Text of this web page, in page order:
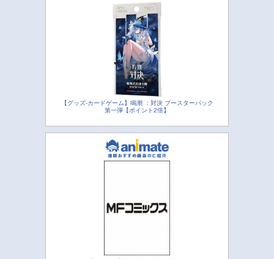
【グッズ-カードゲーム】鳴潮 ：対決 ブースターパック
第一弾【ポイント2倍】